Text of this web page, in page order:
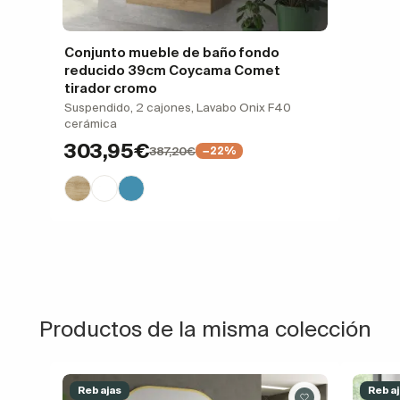
Conjunto mueble de baño fondo
reducido 39cm Coycama Comet
tirador cromo
Suspendido, 2 cajones, Lavabo Onix F40
cerámica
303,95€387,20€ −22%
Productos de la misma colección
Rebajas